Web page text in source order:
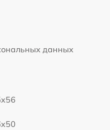
данных